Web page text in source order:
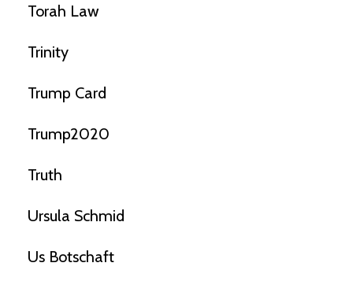
Torah Law
Trinity
Trump Card
Trump2020
Truth
Ursula Schmid
Us Botschaft